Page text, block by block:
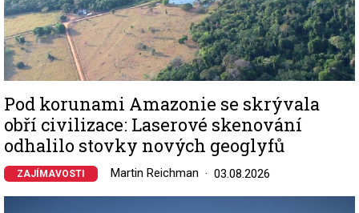
Pod korunami Amazonie se skrývala
obří civilizace: Laserové skenování
odhalilo stovky nových geoglyfů
ZAJÍMAVOSTI Martin Reichman 03.08.2026